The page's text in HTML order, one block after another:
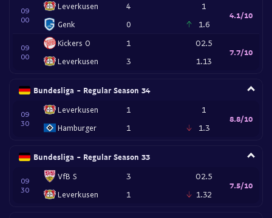
09
00
Leverkusen
Genk
4
0
1
1.6
4.1/10
09
00
Kickers O
Leverkusen
1
3
O2.5
1.13
7.7/10
Bundesliga - Regular Season 34
09
30
Leverkusen
Hamburger
1
1
1
1.3
8.8/10
Bundesliga - Regular Season 33
09
30
VfB S
Leverkusen
3
1
O2.5
1.32
7.5/10